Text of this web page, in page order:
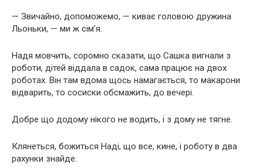
— Звичайно, допоможемо, — киває головою дружина
Льоньки, — ми ж сім’я.
Надя мовчить, соромно сказати, що Сашка вигнали з
роботи, дітей віддала в садок, сама працює на двох
роботах. Він там вдома щось намагається, то макарони
відварить, то сосиски обсмажить, до вечері.
Добре що додому нікого не водить, і з дому не тягне.
Клянеться, божиться Наді, що все, кине, і роботу в два
рахунки знайде.